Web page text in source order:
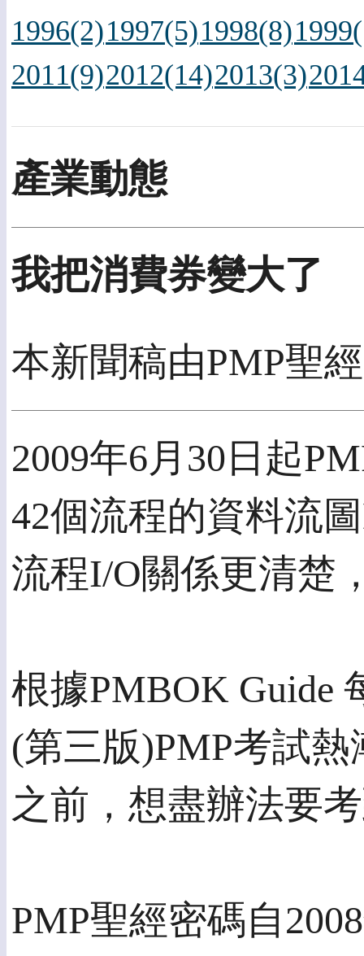
1996(2)1997(5)1998(8)
2011(9)2012(14)2013(3)
產業動態
我把消費券變大了
本新聞稿由PMP聖
2009年6月30日起
42個流程的資料流
流程I/O關係更清楚
根據PMBOK Guide
(第三版)PMP考試
之前，想盡辦法要
PMP聖經密碼自